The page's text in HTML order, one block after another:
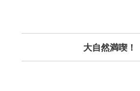
大自然満喫！